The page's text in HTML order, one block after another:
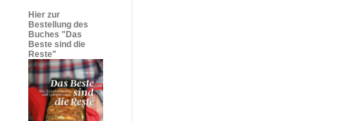
Hier zur
Bestellung des
Buches "Das
Beste sind die
Reste"